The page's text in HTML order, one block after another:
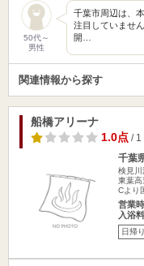
50代～
男性
千葉市周辺は、
注目していませ
開…
関連情報から探す
船橋アリーナ
1.0点/ 1
千葉
検見
東葉高
Cより
営業
入浴
日帰り